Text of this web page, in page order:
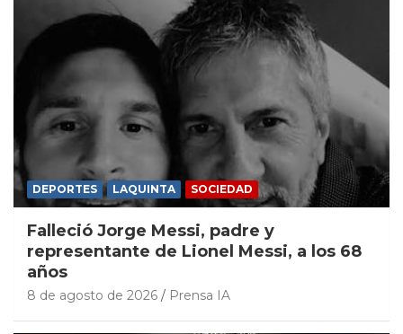
DEPORTES LAQUINTA SOCIEDAD
Falleció Jorge Messi, padre y
representante de Lionel Messi, a los 68
años
8 de agosto de 2026 Prensa IA